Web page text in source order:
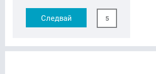
Следвай 5